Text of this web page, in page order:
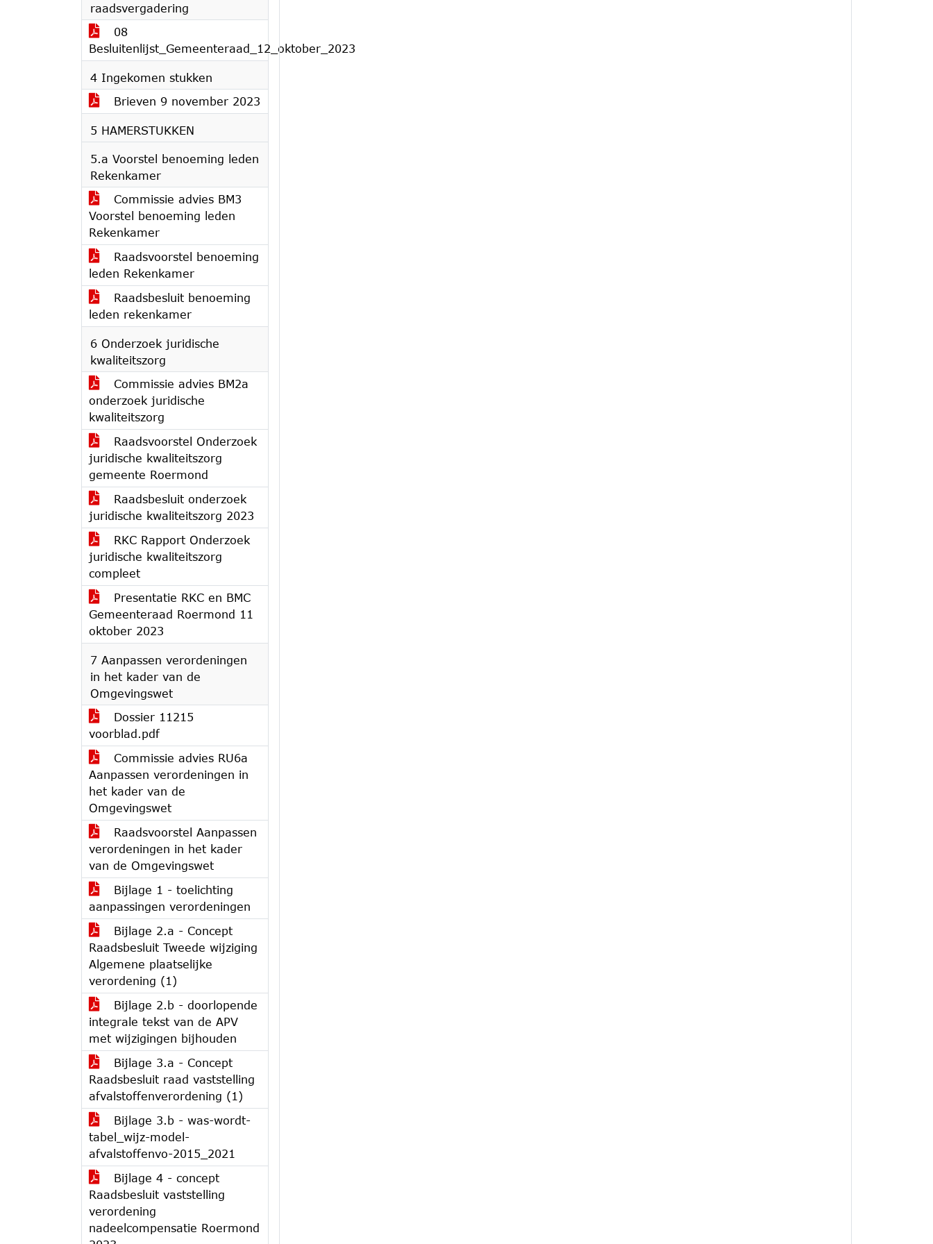
raadsvergadering
08
Besluitenlijst_Gemeenteraad_12_oktober_2023
4 Ingekomen stukken
Brieven 9 november 2023
5 HAMERSTUKKEN
5.a Voorstel benoeming leden
Rekenkamer
Commissie advies BM3
Voorstel benoeming leden
Rekenkamer
Raadsvoorstel benoeming
leden Rekenkamer
Raadsbesluit benoeming
leden rekenkamer
6 Onderzoek juridische
kwaliteitszorg
Commissie advies BM2a
onderzoek juridische
kwaliteitszorg
Raadsvoorstel Onderzoek
juridische kwaliteitszorg
gemeente Roermond
Raadsbesluit onderzoek
juridische kwaliteitszorg 2023
RKC Rapport Onderzoek
juridische kwaliteitszorg
compleet
Presentatie RKC en BMC
Gemeenteraad Roermond 11
oktober 2023
7 Aanpassen verordeningen
in het kader van de
Omgevingswet
Dossier 11215
voorblad.pdf
Commissie advies RU6a
Aanpassen verordeningen in
het kader van de
Omgevingswet
Raadsvoorstel Aanpassen
verordeningen in het kader
van de Omgevingswet
Bijlage 1 - toelichting
aanpassingen verordeningen
Bijlage 2.a - Concept
Raadsbesluit Tweede wijziging
Algemene plaatselijke
verordening (1)
Bijlage 2.b - doorlopende
integrale tekst van de APV
met wijzigingen bijhouden
Bijlage 3.a - Concept
Raadsbesluit raad vaststelling
afvalstoffenverordening (1)
Bijlage 3.b - was-wordt-
tabel_wijz-model-
afvalstoffenvo-2015_2021
Bijlage 4 - concept
Raadsbesluit vaststelling
verordening
nadeelcompensatie Roermond